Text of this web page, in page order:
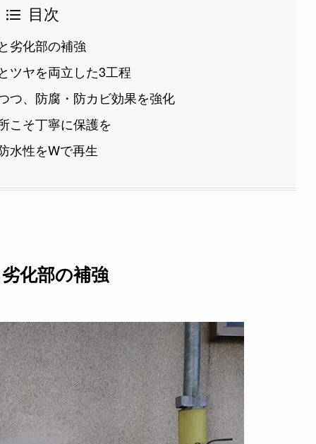
目次
劣化部の補強
ツヤを両立した3工程
つ、防腐・防カビ効果を強化
こそ丁寧に保護を
水性をWで再生
化部の補強